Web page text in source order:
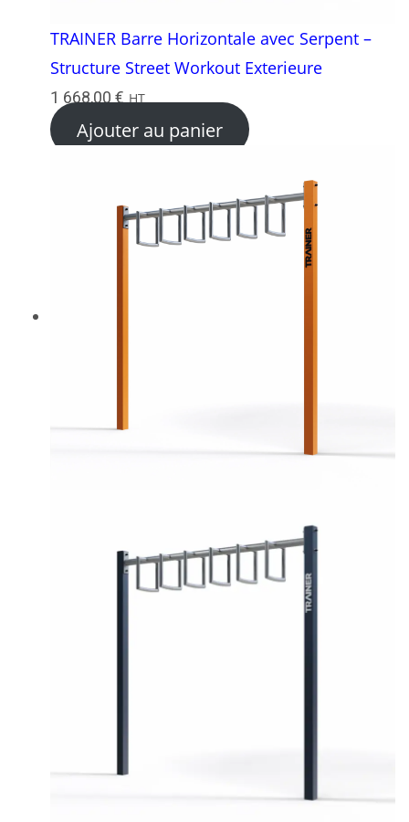
TRAINER Barre Horizontale avec Serpent –
Structure Street Workout Exterieure
1 668,00€ HT
Ajouter au panier